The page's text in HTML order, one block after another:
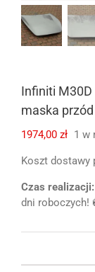
Infiniti M30D
maska
1974,00 zł 1 w
Koszt dostawy
Czas realizacji:
dni roboczych!